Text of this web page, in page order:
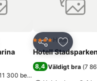
till i Mina Favoriter
300 betyg
Dela Lägg till
4 StjärnorHotell
Hotell
8,4 Väldigt bra (7